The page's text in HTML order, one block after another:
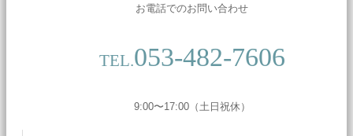
お電話でのお問い合わせ
TEL.053-482-7606
9:00〜17:00（土日祝休）